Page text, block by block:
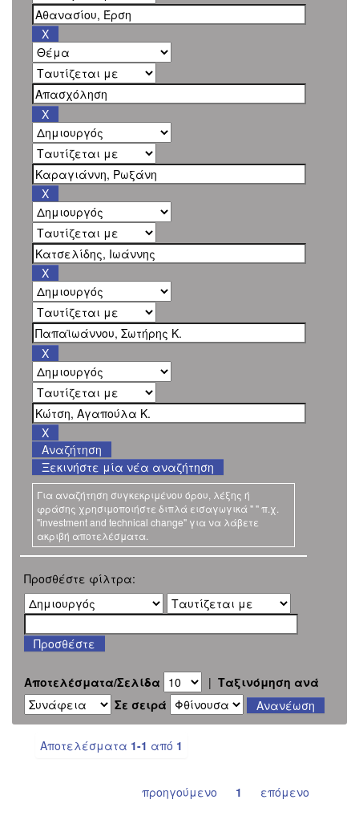
Ξεκινήστε μία νέα αναζήτηση
Για αναζήτηση συγκεκριμένου όρου, λέξης ή
φράσης χρησιμοποιήστε διπλά εισαγωγικά " " π.χ.
"investment and technical change" για να λάβετε
ακριβή αποτελέσματα.
Προσθέστε φίλτρα:
Αποτελέσματα/Σελίδα | Ταξινόμηση ανά
Σε σειρά
Αποτελέσματα 1-1 από 1
προηγούμενο 1 επόμενο